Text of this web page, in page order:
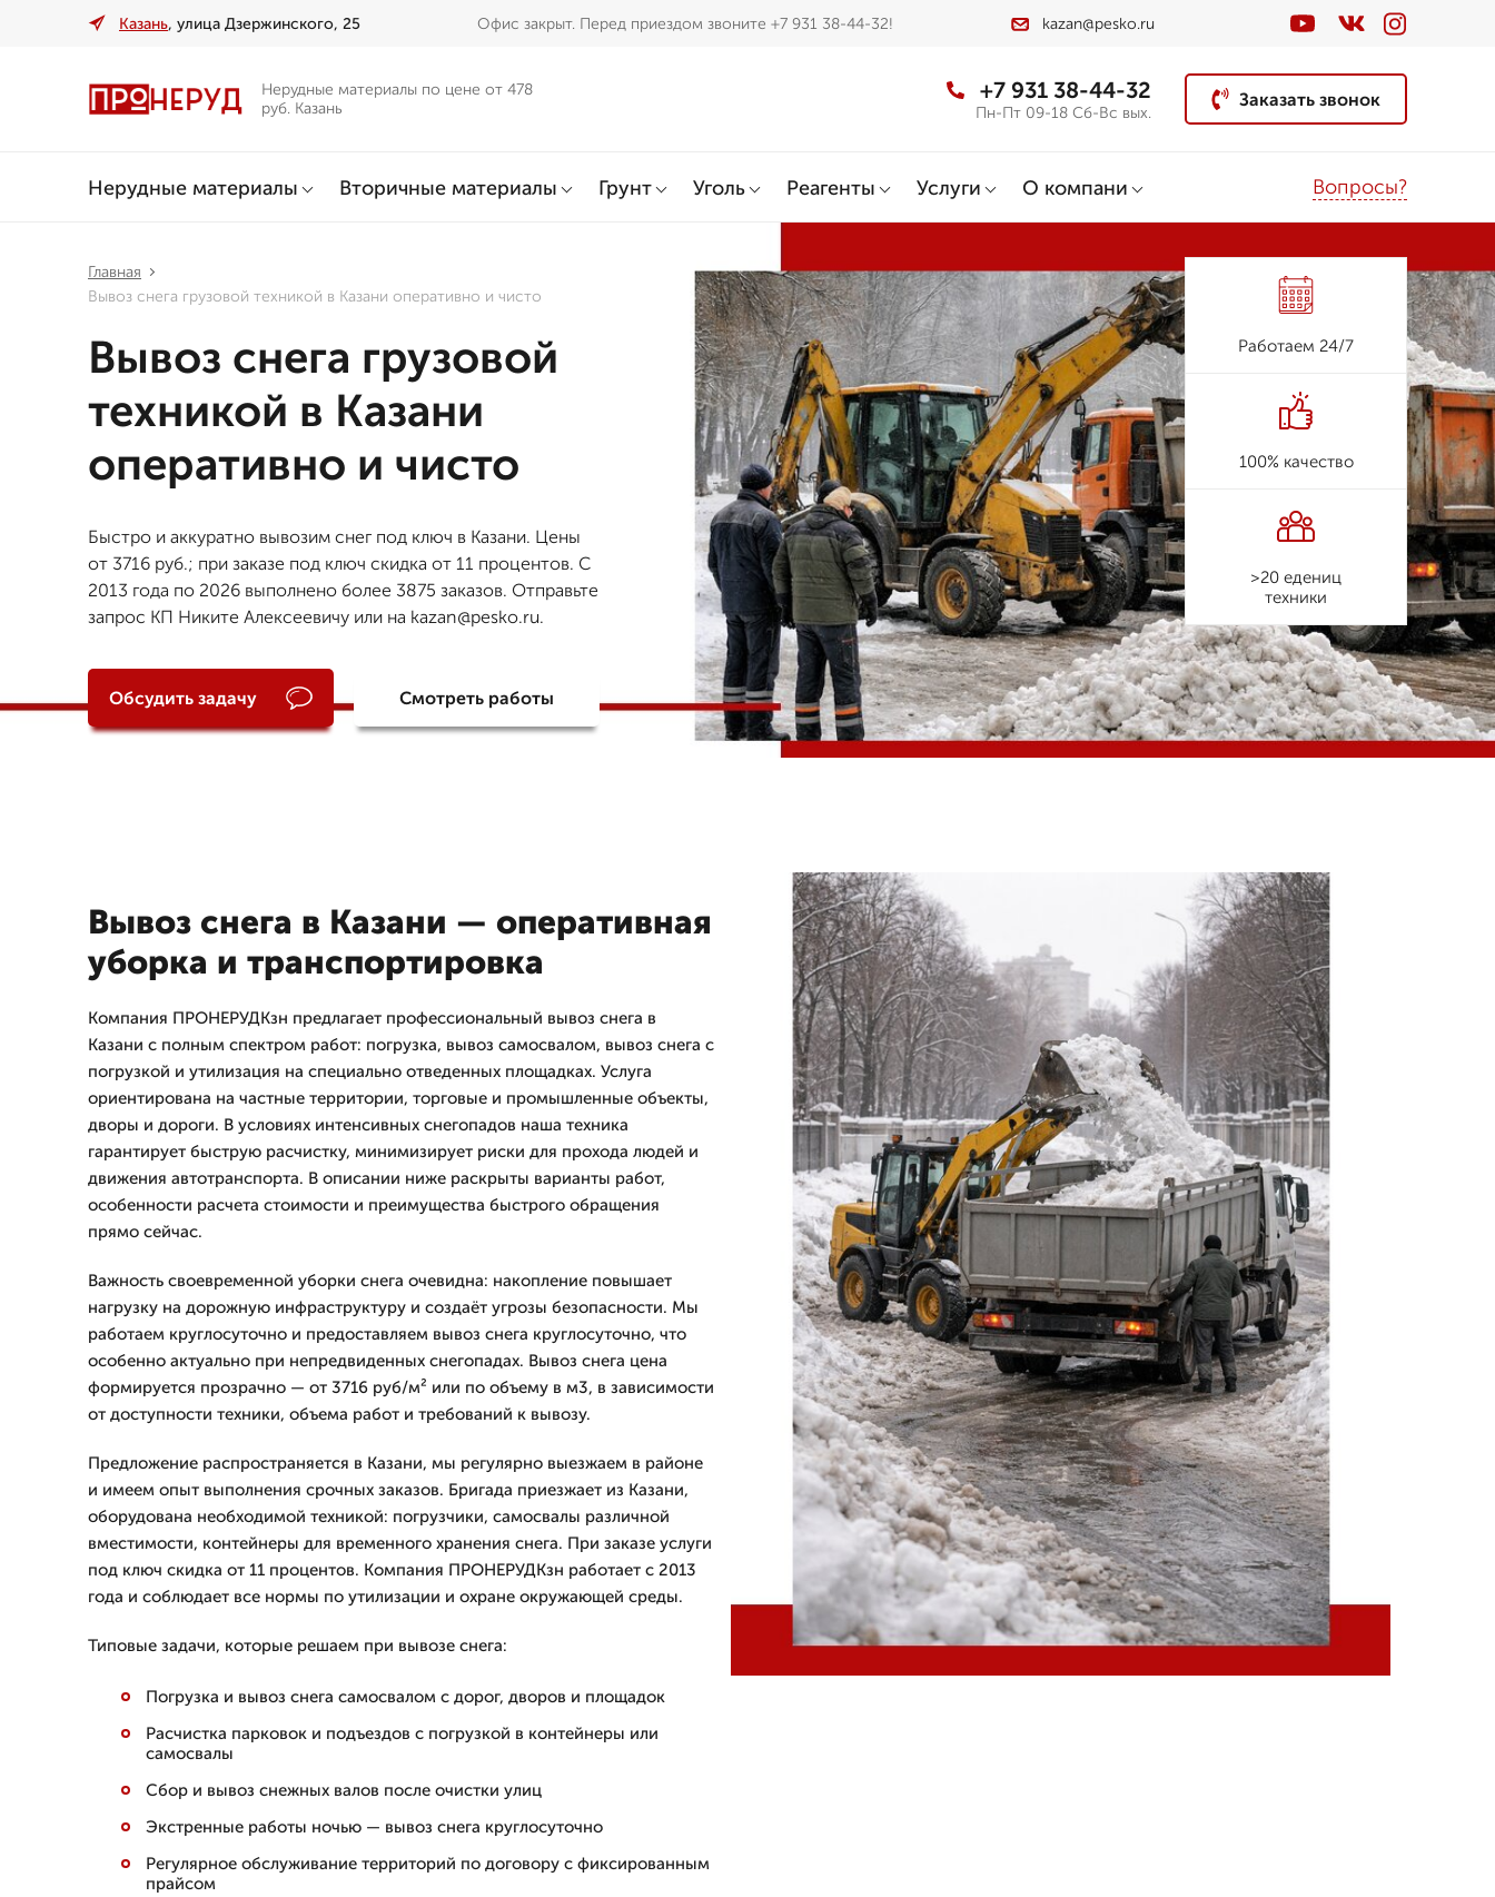
Казань, улица Дзержинского, 25 Офис закрыт. Перед приездом звоните +7 931 38-44-32! kazan@pesko.ru
Нерудные материалы по цене от 478
руб. Казань
+7 931 38-44-32
Пн-Пт 09-18 Сб-Вс вых.
Заказать звонок
Нерудные материалы Вторичные материалы Грунт Уголь Реагенты Услуги О компани Вопросы?
Главная
Вывоз снега грузовой техникой в Казани оперативно и чисто
Вывоз снега грузовой
техникой в Казани
оперативно и чисто
Быстро и аккуратно вывозим снег под ключ в Казани. Цены
от 3716 руб.; при заказе под ключ скидка от 11 процентов. С
2013 года по 2026 выполнено более 3875 заказов. Отправьте
запрос КП Никите Алексеевичу или на kazan@pesko.ru.
Обсудить задачу Смотреть работы
Работаем 24/7
100% качество
>20 едениц
техники
Вывоз снега в Казани — оперативная
уборка и транспортировка
Компания ПРОНЕРУДКзн предлагает профессиональный вывоз снега в
Казани с полным спектром работ: погрузка, вывоз самосвалом, вывоз снега с
погрузкой и утилизация на специально отведенных площадках. Услуга
ориентирована на частные территории, торговые и промышленные объекты,
дворы и дороги. В условиях интенсивных снегопадов наша техника
гарантирует быструю расчистку, минимизирует риски для прохода людей и
движения автотранспорта. В описании ниже раскрыты варианты работ,
особенности расчета стоимости и преимущества быстрого обращения
прямо сейчас.
Важность своевременной уборки снега очевидна: накопление повышает
нагрузку на дорожную инфраструктуру и создаёт угрозы безопасности. Мы
работаем круглосуточно и предоставляем вывоз снега круглосуточно, что
особенно актуально при непредвиденных снегопадах. Вывоз снега цена
формируется прозрачно — от 3716 руб/м² или по объему в м3, в зависимости
от доступности техники, объема работ и требований к вывозу.
Предложение распространяется в Казани, мы регулярно выезжаем в районе
и имеем опыт выполнения срочных заказов. Бригада приезжает из Казани,
оборудована необходимой техникой: погрузчики, самосвалы различной
вместимости, контейнеры для временного хранения снега. При заказе услуги
под ключ скидка от 11 процентов. Компания ПРОНЕРУДКзн работает с 2013
года и соблюдает все нормы по утилизации и охране окружающей среды.
Типовые задачи, которые решаем при вывозе снега:
Погрузка и вывоз снега самосвалом с дорог, дворов и площадок
Расчистка парковок и подъездов с погрузкой в контейнеры или
самосвалы
Сбор и вывоз снежных валов после очистки улиц
Экстренные работы ночью — вывоз снега круглосуточно
Регулярное обслуживание территорий по договору с фиксированным
прайсом